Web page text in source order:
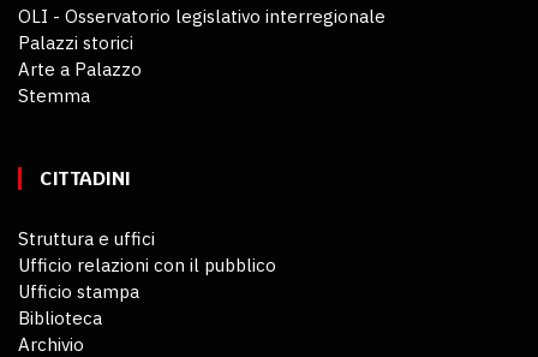
OLI - Osservatorio legislativo interregionale
Palazzi storici
Arte a Palazzo
Stemma
CITTADINI
Struttura e uffici
Ufficio relazioni con il pubblico
Ufficio stampa
Biblioteca
Archivio